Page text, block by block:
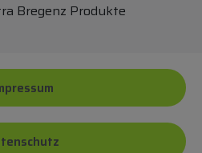
Bregenz Produkte